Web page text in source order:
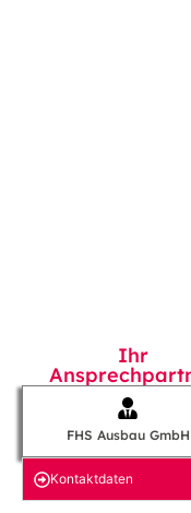
Ihr
FHS Ausbau GmbH
Kontakt­daten